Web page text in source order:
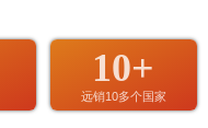
10+
远销10多个国家